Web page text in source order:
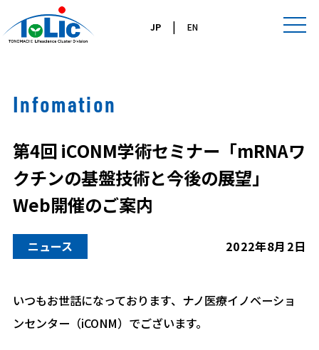
JP| EN
Infomation
第4回 iCONM学術セミナー「mRNAワ
クチンの基盤技術と今後の展望」
Web開催のご案内
ニュース 2022年8月2日
いつもお世話になっております、ナノ医療イノベーショ
ンセンター（iCONM）でございます。